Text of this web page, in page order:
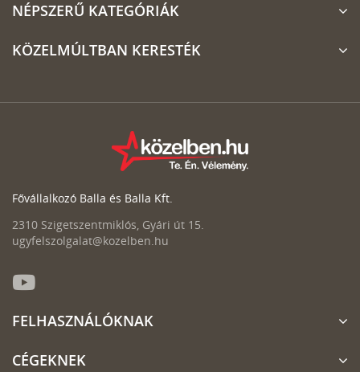
NÉPSZERŰ KATEGÓRIÁK
KÖZELMÚLTBAN KERESTÉK
Fővállalkozó Balla és Balla Kft.
2310 Szigetszentmiklós, Gyári út 15.
ugyfelszolgalat@kozelben.hu
FELHASZNÁLÓKNAK
CÉGEKNEK